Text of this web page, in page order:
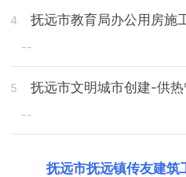
4 抚远市教育局办公用房施
--
5 抚远市文明城市创建-供
--
抚远市抚远镇传友建筑